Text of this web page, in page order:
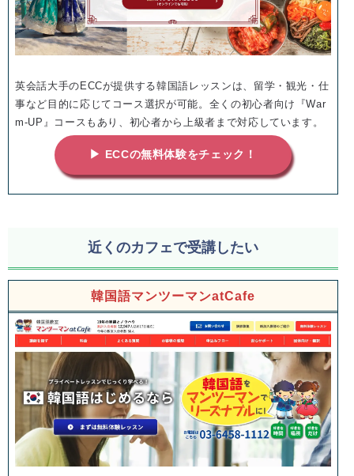
英会話大手のECCが提供する韓国語レッスンは、留学・観光・仕
事など目的に応じてコース選択が可能。全くの初心者向け『War
m-UP』コースもあり、初心者から上級者まで対応しています。
▶ ECCの無料体験をチェック！
近くのカフェで受講したい
韓国語マンツーマンatCafe